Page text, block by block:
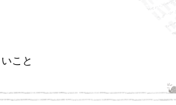
こと